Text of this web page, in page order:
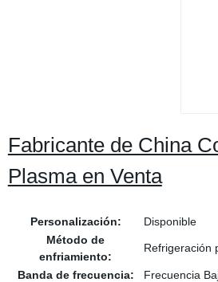
Fabricante de China
Plasma en Venta
Personalización:
Disponible
Método de
enfriamiento:
Refrigeración
Banda de frecuencia: Frecuencia